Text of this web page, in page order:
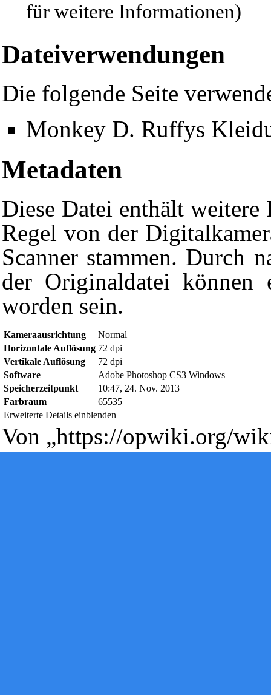
für weitere Informationen)
Dateiverwendungen
Die folgende Seite
Monkey D. Ruffys
Metadaten
Diese Datei enthält
Regel von der
Scanner stammen. Durch
der Originaldatei können
worden sein.
Kameraausrichtung
Normal
Horizontale Auflösung 72 dpi
Vertikale Auflösung
72 dpi
Software
Adobe Photoshop CS3 Windows
Speicherzeitpunkt
10:47, 24. Nov. 2013
Farbraum
65535
Erweiterte Details einblenden
Von „https://opwiki.org/
Diese Seite wurde zuletzt am 24. November 2013 um 11:42 Uhr
Powered by Computer-Base.
Datenschutz-Optionen